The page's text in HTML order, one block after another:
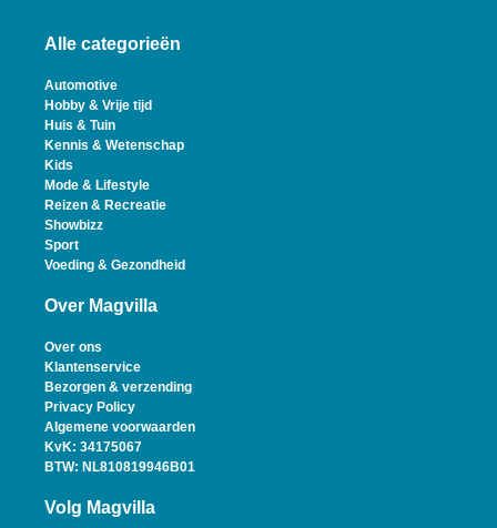
Alle categorieën
Automotive
Hobby & Vrije tijd
Huis & Tuin
Kennis & Wetenschap
Kids
Mode & Lifestyle
Reizen & Recreatie
Showbizz
Sport
Voeding & Gezondheid
Over Magvilla
Over ons
Klantenservice
Bezorgen & verzending
Privacy Policy
Algemene voorwaarden
KvK: 34175067
BTW: NL810819946B01
Volg Magvilla